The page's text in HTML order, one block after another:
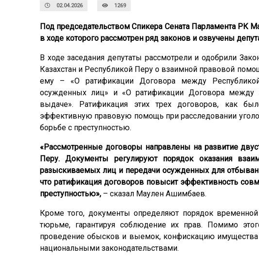
02.04.2026 1269
Под председательством Спикера Сената Парламента РК
в ходе которого рассмотрен ряд законов и озвучены
В ходе заседания депутаты рассмотрели и одобрили
Казахстан и Республикой Перу о взаимной правовой
ему – «О ратификации Договора между
осужденных лиц» и «О ратификации Договора между
выдаче». Ратификация этих трех договоров, как
эффективную правовую помощь при расследовании
борьбе с преступностью.
«Рассмотренные договоры направлены на развитие
Перу. Документы регулируют порядок оказания
разыскиваемых лиц и передачи осужденных для
что ратификация договоров повысит эффективность
преступностью», – сказал Маулен Ашимбаев.
Кроме того, документы определяют порядок
тюрьме, гарантируя соблюдение их прав. Помимо
проведение обысков и выемок, конфискацию
национальными законодательствами.